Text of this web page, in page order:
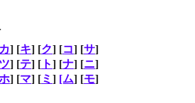
カ] [キ] [ク] [コ] [サ]
ツ] [テ] [ ト] [ナ] [ニ]
] [マ] [ミ] [ム] [モ]